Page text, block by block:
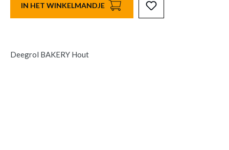
IN HET WINKELMANDJE
Deegrol BAKERY Hout